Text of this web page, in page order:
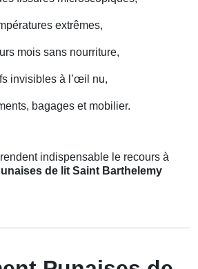
extrêmes,
mois sans nourriture,
invisibles à l’œil nu,
bagages et mobilier.
indispensable le recours à
de lit Saint Barthelemy